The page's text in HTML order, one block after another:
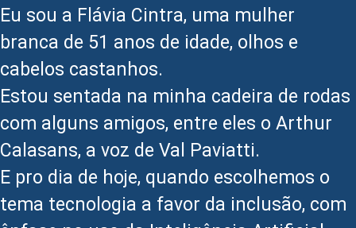
Eu sou a Flávia Cintra, uma mulher
branca de 51 anos de idade, olhos e
cabelos castanhos.
Estou sentada na minha cadeira de rodas
com alguns amigos, entre eles o Arthur
Calasans, a voz de Val Paviatti.
E pro dia de hoje, quando escolhemos o
tema tecnologia a favor da inclusão, com